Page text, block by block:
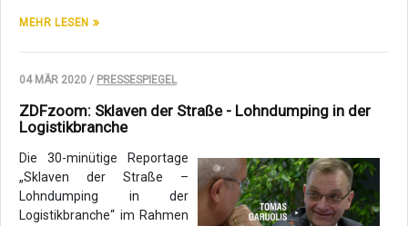
MEHR LESEN
04 MÄR 2020 / PRESSESPIEGEL
ZDFzoom: Sklaven der Straße - Lohndumping in der
Logistikbranche
Die 30-minütige Reportage
„Sklaven der Straße –
Lohndumping in der
Logistikbranche“ im Rahmen